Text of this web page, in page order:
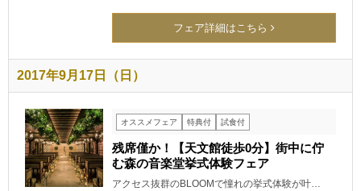
フェア詳細はこちら
2017年9月17日（日）
オススメフェア 特典付 試食付
残席僅か！【天文館徒歩0分】街中に佇
む森の音楽堂挙式体験フェア
アクセス抜群のBLOOMで憧れの挙式体験が叶…